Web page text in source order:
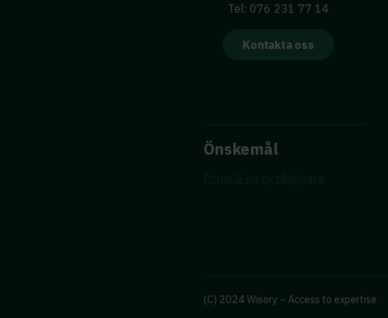
Tel: 076 231 77 14
Kontakta oss
Önskemål
(C) 2024 Wisory – Access to expertise